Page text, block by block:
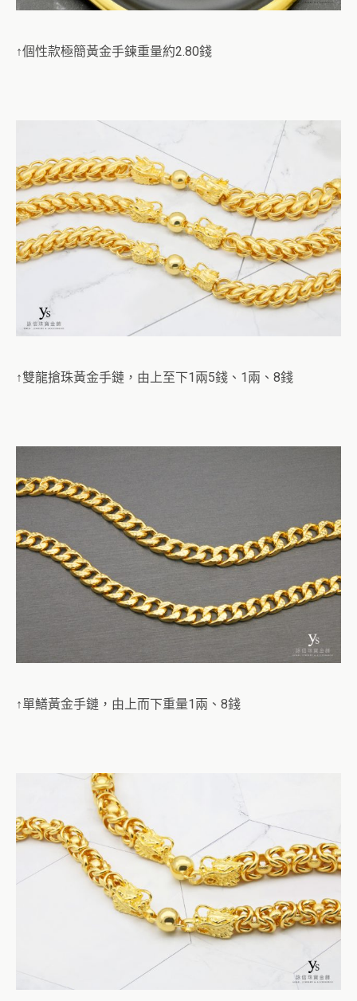
↑個性款極簡黃金手鍊重量約2.80錢
↑雙龍搶珠黃金手鏈，由上至下1兩5錢、1兩、8錢
↑單鱔黃金手鏈，由上而下重量1兩、8錢